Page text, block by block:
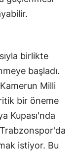
birlikte
başladı.
Milli
bir öneme
Kupası'nda
istiyor. Bu